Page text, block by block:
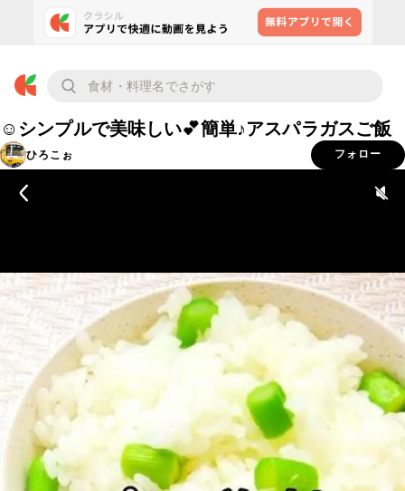
☺️シンプルで美味しい💕簡単♪アスパラガスご飯
ひろこぉ フォロー